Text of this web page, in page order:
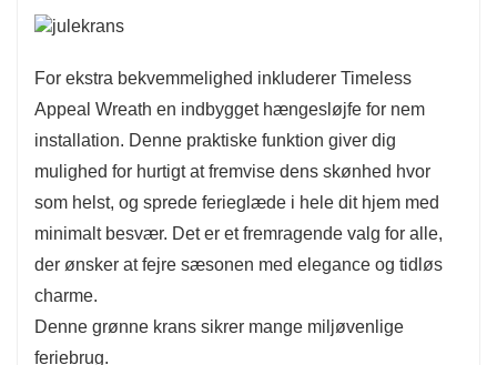
For ekstra bekvemmelighed inkluderer Timeless
Appeal Wreath en indbygget hængesløjfe for nem
installation. Denne praktiske funktion giver dig
mulighed for hurtigt at fremvise dens skønhed hvor
som helst, og sprede ferieglæde i hele dit hjem med
minimalt besvær. Det er et fremragende valg for alle,
der ønsker at fejre sæsonen med elegance og tidløs
charme.
Denne grønne krans sikrer mange miljøvenlige
feriebrug.